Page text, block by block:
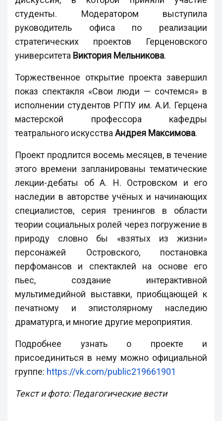
студенты. Модератором выступила
руководитель офиса по реализации
стратегических проектов Герценовского
университета Виктория Мельникова.
Торжественное открытие проекта завершил
показ спектакля «Свои люди — сочтемся» в
исполнении студентов РГПУ им. А.И. Герцена
мастерской профессора кафедры
театрального искусства Андрея Максимова.
Проект продлится восемь месяцев, в течение
этого времени запланированы тематические
лекции-дебаты об А. Н. Островском и его
наследии в авторстве учёных и начинающих
специалистов, серия тренингов в области
теории социальных ролей через погружение в
природу словно бы «взятых из жизни»
персонажей Островского, постановка
перфомансов и спектаклей на основе его
пьес, создание интерактивной
мультимедийной выставки, приобщающей к
печатному и эпистолярному наследию
драматурга, и многие другие мероприятия.
Подробнее узнать о проекте и
присоединиться в нему можно официальной
группе: https://vk.com/public219661901
Текст и фото: Педагогические вести